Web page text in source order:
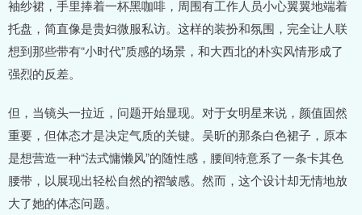
袖纱裙，手里捧着一杯黑咖啡，周围有工作人员小心翼翼地端着
托盘，简直像是贵妇微服私访。这样的装扮和氛围，完全让人联
想到那些带有“小时代”质感的场景，和大西北的朴实风情形成了
强烈的反差。
但，当镜头一拉近，问题开始显现。对于女明星来说，颜值固然
重要，但体态才是决定气质的关键。吴昕的那条白色裙子，原本
是想营造一种“法式慵懒风”的随性感，腰间特意系了一条卡其色
腰带，以展现出轻松自然的褶皱感。然而，这个设计却无情地放
大了她的体态问题。